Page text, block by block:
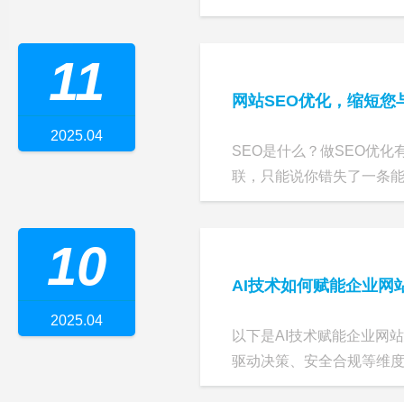
网站SEO优化，缩短您
SEO是什么？做SEO优化
联，只能说你错失了一条
11
2025.04
AI技术如何赋能企业网
以下是AI技术赋能企业网
驱动决策、安全合规等维
10
2025.04